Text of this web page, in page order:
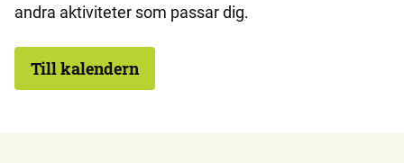
andra aktiviteter som passar dig.
Till kalendern